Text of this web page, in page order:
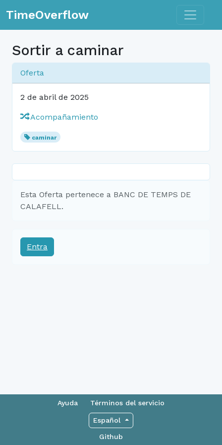
TimeOverflow Toggle
Sortir a caminar
Oferta
2 de abril de 2025
Acompañamiento
caminar
Esta Oferta pertenece a BANC DE TEMPS DE
CALAFELL.
Entra
Ayuda Términos del servicio
Español
Github